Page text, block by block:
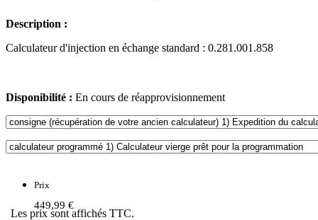
Description :
Calculateur d'injection en échange standard : 0.281.001.858
Disponibilité : En cours de réapprovisionnement
Prix
449,99 €
Les prix sont affichés TTC.